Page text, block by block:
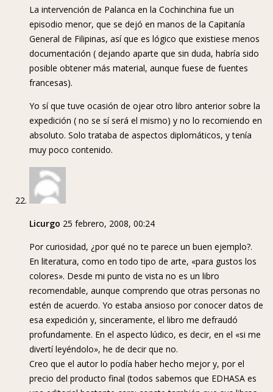
La intervención de Palanca en la Cochinchina fue un
episodio menor, que se dejó en manos de la Capitanía
General de Filipinas, así que es lógico que existiese menos
documentación ( dejando aparte que sin duda, habría sido
posible obtener más material, aunque fuese de fuentes
francesas).
Yo sí que tuve ocasión de ojear otro libro anterior sobre la
expedición ( no se sí será el mismo) y no lo recomiendo en
absoluto. Solo trataba de aspectos diplomáticos, y tenía
muy poco contenido.
Licurgo 25 febrero, 2008, 00:24
Por curiosidad, ¿por qué no te parece un buen ejemplo?.
En literatura, como en todo tipo de arte, «para gustos los
colores». Desde mi punto de vista no es un libro
recomendable, aunque comprendo que otras personas no
estén de acuerdo. Yo estaba ansioso por conocer datos de
esa expedición y, sinceramente, el libro me defraudó
profundamente. En el aspecto lúdico, es decir, en el «si me
divertí leyéndolo», he de decir que no.
Creo que el autor lo podía haber hecho mejor y, por el
precio del producto final (todos sabemos que EDHASA es